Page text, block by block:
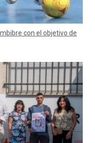
con el objetivo de